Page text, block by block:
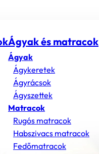
Ágyak és matracok
Ágyak
Ágykeretek
Ágyrácsok
Ágyszettek
Matracok
Rugós matracok
Habszivacs matracok
Fedőmatracok